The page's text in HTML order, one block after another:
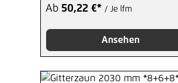
Ab 50,22 €* / Je lfm
Ansehen